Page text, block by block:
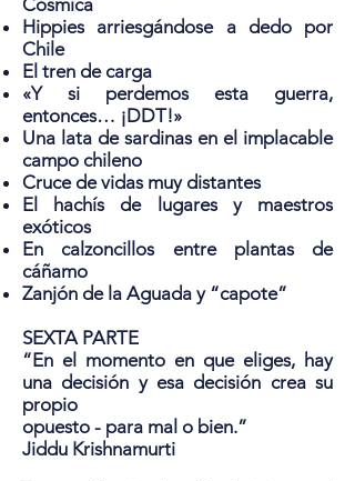
Cósmica
Hippies arriesgándose a dedo por
Chile
El tren de carga
«Y si perdemos esta guerra,
entonces… ¡DDT!»
Una lata de sardinas en el implacable
campo chileno
Cruce de vidas muy distantes
El hachís de lugares y maestros
exóticos
En calzoncillos entre plantas de
cáñamo
Zanjón de la Aguada y “capote”
SEXTA PARTE
“En el momento en que eliges, hay
una decisión y esa decisión crea su
propio
opuesto - para mal o bien.”
Jiddu Krishnamurti